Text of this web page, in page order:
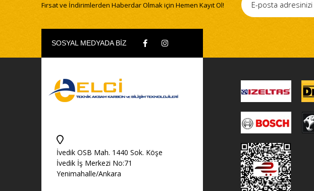
Fırsat ve İndirimlerden Haberdar Olmak için Hemen Kayıt Ol!
SOSYAL MEDYADA BİZ
İvedik OSB Mah. 1440 Sok. Köşe
İvedik İş Merkezi No:71
Yenimahalle/Ankara